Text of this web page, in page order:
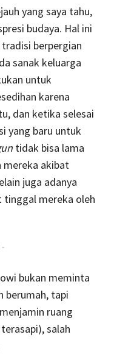
yang saya tahu,
budaya. Hal ini
tradisi berpergian
sanak keluarga
untuk
karena
dan ketika selesai
yang baru untuk
tidak bisa lama
mereka akibat
juga adanya
mereka oleh
-
bukan meminta
berumah, tapi
ruang
salah